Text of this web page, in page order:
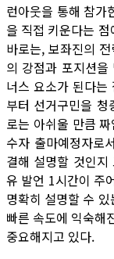
런아웃을 통해 참가
을 직접 키운다는
바로는, 보좌진의
의 강점과 포지션
너스 요소가 된다는
부터 선거구민을
로는 아쉬울 만큼
수자 출마예정자로
결해 설명할 것인
유 발언 1시간이 주
명확히 설명할 수
빠른 속도에 익숙해
중요해지고 있다.